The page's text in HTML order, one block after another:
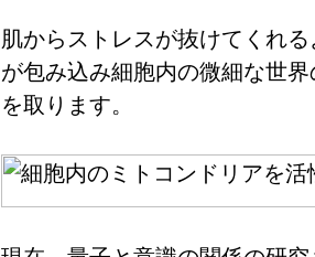
肌からストレスが抜けてくれ
が包み込み細胞内の微細な世
を取ります。